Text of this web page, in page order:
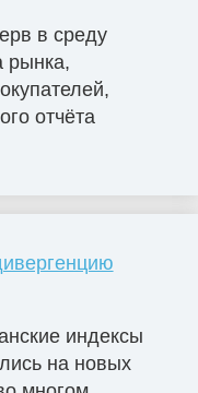
в среду
рынка,
отчёта
индексы
на новых